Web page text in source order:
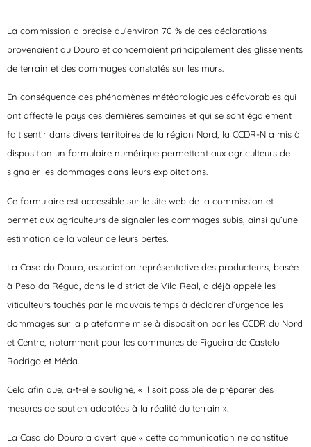
La commission a précisé qu’environ 70 % de ces déclarations
provenaient du Douro et concernaient principalement des glissements
de terrain et des dommages constatés sur les murs.
En conséquence des phénomènes météorologiques défavorables qui
ont affecté le pays ces dernières semaines et qui se sont également
fait sentir dans divers territoires de la région Nord, la CCDR-N a mis à
disposition un formulaire numérique permettant aux agriculteurs de
signaler les dommages dans leurs exploitations.
Ce formulaire est accessible sur le site web de la commission et
permet aux agriculteurs de signaler les dommages subis, ainsi qu’une
estimation de la valeur de leurs pertes.
La Casa do Douro, association représentative des producteurs, basée
à Peso da Régua, dans le district de Vila Real, a déjà appelé les
viticulteurs touchés par le mauvais temps à déclarer d’urgence les
dommages sur la plateforme mise à disposition par les CCDR du Nord
et Centre, notamment pour les communes de Figueira de Castelo
Rodrigo et Mêda.
Cela afin que, a-t-elle souligné, « il soit possible de préparer des
mesures de soutien adaptées à la réalité du terrain ».
La Casa do Douro a averti que « cette communication ne constitue